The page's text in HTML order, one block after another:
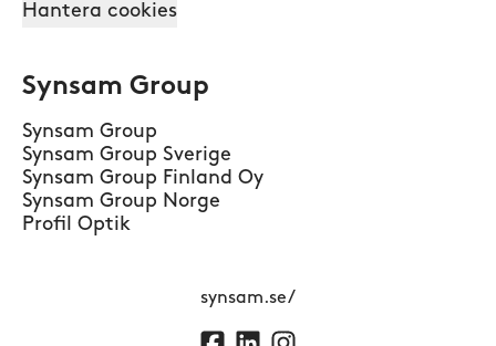
Hantera cookies
Synsam Group
Synsam Group
Synsam Group Sverige
Synsam Group Finland Oy
Synsam Group Norge
Profil Optik
synsam.se/